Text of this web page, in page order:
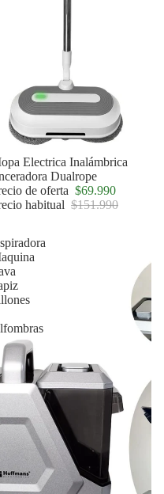
Electrica Inalámbrica
Dualrope
de oferta $69.990
habitual $151.990